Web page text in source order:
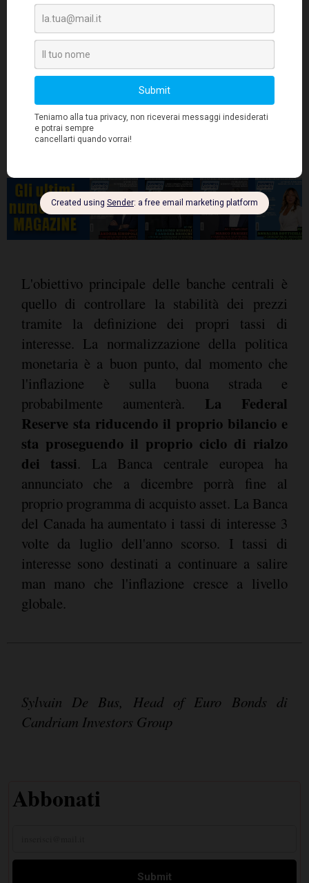
L'obiettivo principale delle banche centrali è
quello di controllare la stabilità dei prezzi
tramite la definizione dei propri tassi di
interesse. La normalizzazione della politica
monetaria è a buon punto, dal momento che
l'inflazione è sulla buona strada e
probabilmente aumenterà. La Federal
Reserve sta riducendo il proprio bilancio e
sta proseguendo il proprio ciclo di rialzo
dei tassi. La Banca centrale europea ha
annunciato che a dicembre porrà fine al
proprio programma di acquisto asset. La Banca
del Canada ha aumentato i tassi di interesse 3
volte da luglio dell'anno scorso. I tassi di
interesse sono destinati a continuare a salire
man mano che l'inflazione cresce a livello
globale.
Sylvain De Bus, Head of Euro Bonds di
Candriam Investors Group